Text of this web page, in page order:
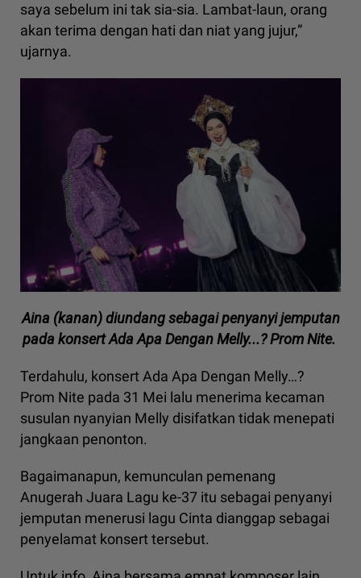
saya sebelum ini tak sia-sia. Lambat-laun, orang
akan terima dengan hati dan niat yang jujur,”
ujarnya.
Aina (kanan) diundang sebagai penyanyi jemputan
pada konsert Ada Apa Dengan Melly...? Prom Nite.
Terdahulu, konsert Ada Apa Dengan Melly…?
Prom Nite pada 31 Mei lalu menerima kecaman
susulan nyanyian Melly disifatkan tidak menepati
jangkaan penonton.
Bagaimanapun, kemunculan pemenang
Anugerah Juara Lagu ke-37 itu sebagai penyanyi
jemputan menerusi lagu Cinta dianggap sebagai
penyelamat konsert tersebut.